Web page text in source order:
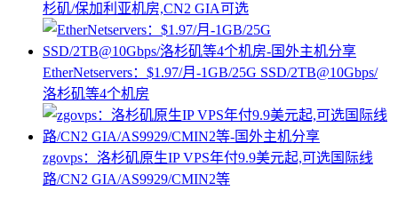
杉矶/保加利亚机房,CN2 GIA可选
EtherNetservers：$1.97/月-1GB/25G SSD/2TB@10Gbps/
洛杉矶等4个机房
zgovps：洛杉矶原生IP VPS年付9.9美元起,可选国际线
路/CN2 GIA/AS9929/CMIN2等